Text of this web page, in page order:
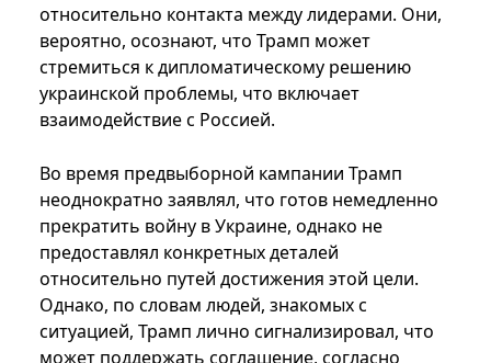
относительно контакта между лидерами. Они,
вероятно, осознают, что Трамп может
стремиться к дипломатическому решению
украинской проблемы, что включает
взаимодействие с Россией.
Во время предвыборной кампании Трамп
неоднократно заявлял, что готов немедленно
прекратить войну в Украине, однако не
предоставлял конкретных деталей
относительно путей достижения этой цели.
Однако, по словам людей, знакомых с
ситуацией, Трамп лично сигнализировал, что
может поддержать соглашение, согласно